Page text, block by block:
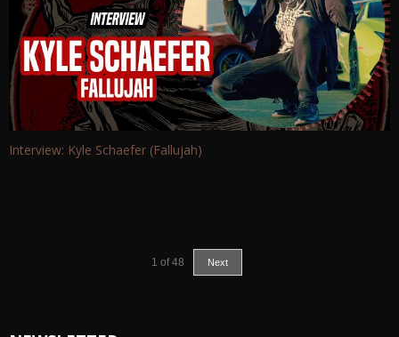
Interview: Kyle Schaefer (Fallujah)
1 of 48 Next